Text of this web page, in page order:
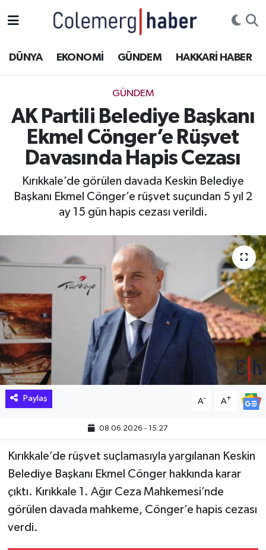
DÜNYA EKONOMİ GÜNDEM HAKKARİ HABER
GÜNDEM
AK Partili Belediye Başkanı
Ekmel Cönger’e Rüşvet
Davasında Hapis Cezası
Kırıkkale’de görülen davada Keskin Belediye
Başkanı Ekmel Cönger’e rüşvet suçundan 5 yıl 2
ay 15 gün hapis cezası verildi.
Paylaş A- A+
08.06.2026 - 15:27
Kırıkkale’de rüşvet suçlamasıyla yargılanan Keskin
Belediye Başkanı Ekmel Cönger hakkında karar
çıktı. Kırıkkale 1. Ağır Ceza Mahkemesi’nde
görülen davada mahkeme, Cönger’e hapis cezası
verdi.
ASAYİŞ
DOĞA
DÜNYA
EĞİTİM
GÜNDEM
Hakkari Haber
İLGİNÇ HABERLER
KADIN
KÜLTÜR SANAT
MAGAZİN
MAKALE
POLİTİKA
SAĞLIK
Hakkâri Hava Durumu
Hakkari Namaz Vakitleri
Hakkâri Trafik Yoğunluk Haritası
Süper Lig Puan Durumu ve Fikstür
Tüm Manşetler
Haber Arşivi